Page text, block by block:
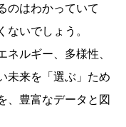
のはわかっていて
いでしょう。
ルギー、多様性、
未来を「選ぶ」ため
、豊富なデータと図